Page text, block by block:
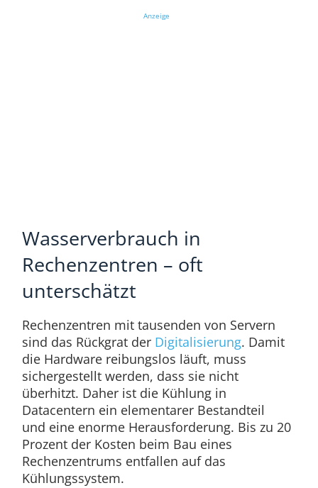
Anzeige
Wasserverbrauch in
Rechenzentren – oft
unterschätzt
Rechenzentren mit tausenden von Servern
sind das Rückgrat der Digitalisierung. Damit
die Hardware reibungslos läuft, muss
sichergestellt werden, dass sie nicht
überhitzt. Daher ist die Kühlung in
Datacentern ein elementarer Bestandteil
und eine enorme Herausforderung. Bis zu 20
Prozent der Kosten beim Bau eines
Rechenzentrums entfallen auf das
Kühlungssystem.